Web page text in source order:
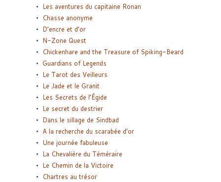
Les aventures du capitaine Ronan
Chasse anonyme
D’encre et d’or
N-Zone Quest
Chickenhare and the Treasure of Spiking-Beard
Guardians of Legends
Le Tarot des Veilleurs
Le Jade et le Granit
Les Secrets de l’Égide
Le secret du destrier
Dans le sillage de Sindbad
A la recherche du scarabée d’or
Une journée fabuleuse
La Chevalière du Téméraire
Le Chemin de la Victoire
Chartres au trésor